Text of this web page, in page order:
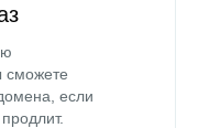
сможете
если